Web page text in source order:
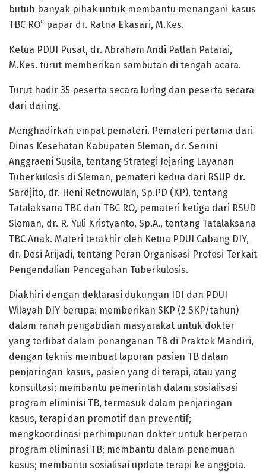
butuh banyak pihak untuk membantu menangani kasus
TBC RO” papar dr. Ratna Ekasari, M.Kes.
Ketua PDUI Pusat, dr. Abraham Andi Patlan Patarai,
M.Kes. turut memberikan sambutan di tengah acara.
Turut hadir 35 peserta secara luring dan peserta secara
dari daring.
Menghadirkan empat pemateri. Pemateri pertama dari
Dinas Kesehatan Kabupaten Sleman, dr. Seruni
Anggraeni Susila, tentang Strategi Jejaring Layanan
Tuberkulosis di Sleman, pemateri kedua dari RSUP dr.
Sardjito, dr. Heni Retnowulan, Sp.PD (KP), tentang
Tatalaksana TBC dan TBC RO, pemateri ketiga dari RSUD
Sleman, dr. R. Yuli Kristyanto, Sp.A., tentang Tatalaksana
TBC Anak. Materi terakhir oleh Ketua PDUI Cabang DIY,
dr. Desi Arijadi, tentang Peran Organisasi Profesi Terkait
Pengendalian Pencegahan Tuberkulosis.
Diakhiri dengan deklarasi dukungan IDI dan PDUI
Wilayah DIY berupa: memberikan SKP (2 SKP/tahun)
dalam ranah pengabdian masyarakat untuk dokter
yang terlibat dalam penanganan TB di Praktek Mandiri,
dengan teknis membuat laporan pasien TB dalam
penjaringan kasus, pasien yang di terapi, atau yang
konsultasi; membantu pemerintah dalam sosialisasi
program eliminisi TB, termasuk dalam penjaringan
kasus, terapi dan promotif dan preventif;
mengkoordinasi perhimpunan dokter untuk berperan
program eliminasi TB; membantu dalam penemuan
kasus; membantu sosialisai update terapi ke anggota.